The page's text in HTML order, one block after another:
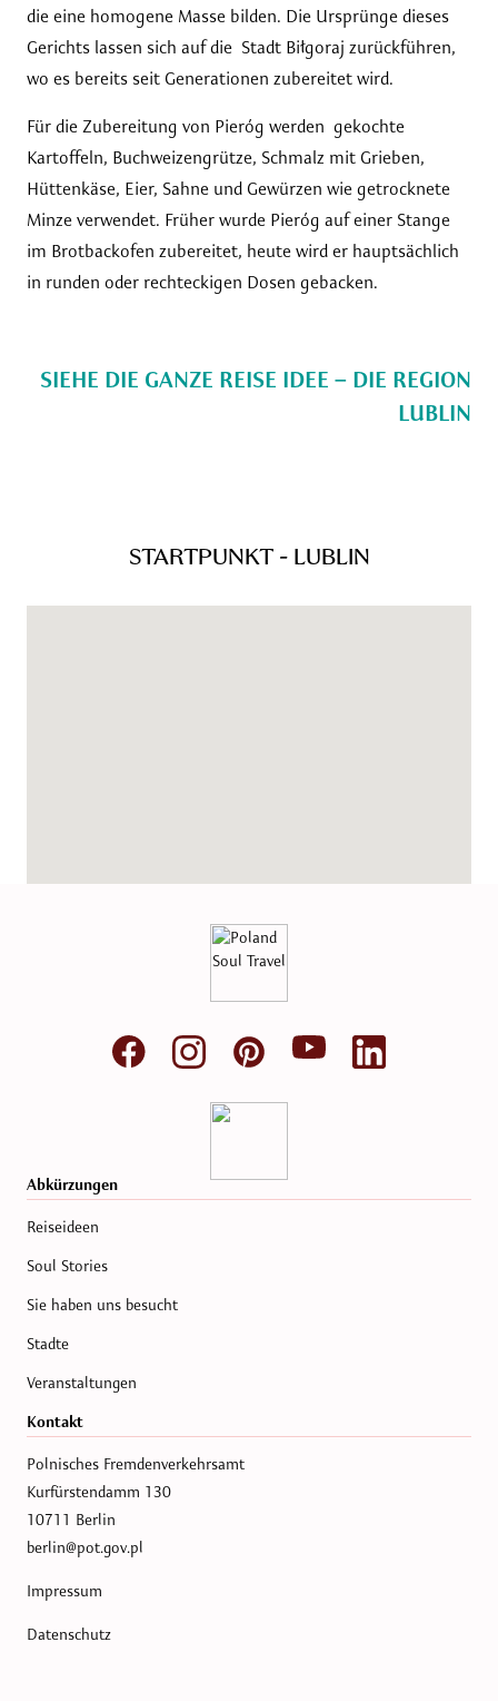
die eine homogene Masse bilden. Die Ursprünge dieses
Gerichts lassen sich auf die Stadt Biłgoraj zurückführen,
wo es bereits seit Generationen zubereitet wird.
Für die Zubereitung von Pieróg werden gekochte
Kartoffeln, Buchweizengrütze, Schmalz mit Grieben,
Hüttenkäse, Eier, Sahne und Gewürzen wie getrocknete
Minze verwendet. Früher wurde Pieróg auf einer Stange
im Brotbackofen zubereitet, heute wird er hauptsächlich
in runden oder rechteckigen Dosen gebacken.
SIEHE DIE GANZE REISE IDEE – DIE REGION
LUBLIN
STARTPUNKT - LUBLIN
Abkürzungen
Reiseideen
Soul Stories
Sie haben uns besucht
Stadte
Veranstaltungen
Kontakt
Polnisches Fremdenverkehrsamt
Kurfürstendamm 130
10711 Berlin
berlin@pot.gov.pl
Impressum
Datenschutz